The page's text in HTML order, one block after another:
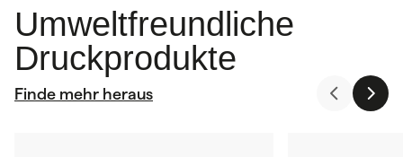
Umweltfreundliche
Druckprodukte
Finde mehr heraus